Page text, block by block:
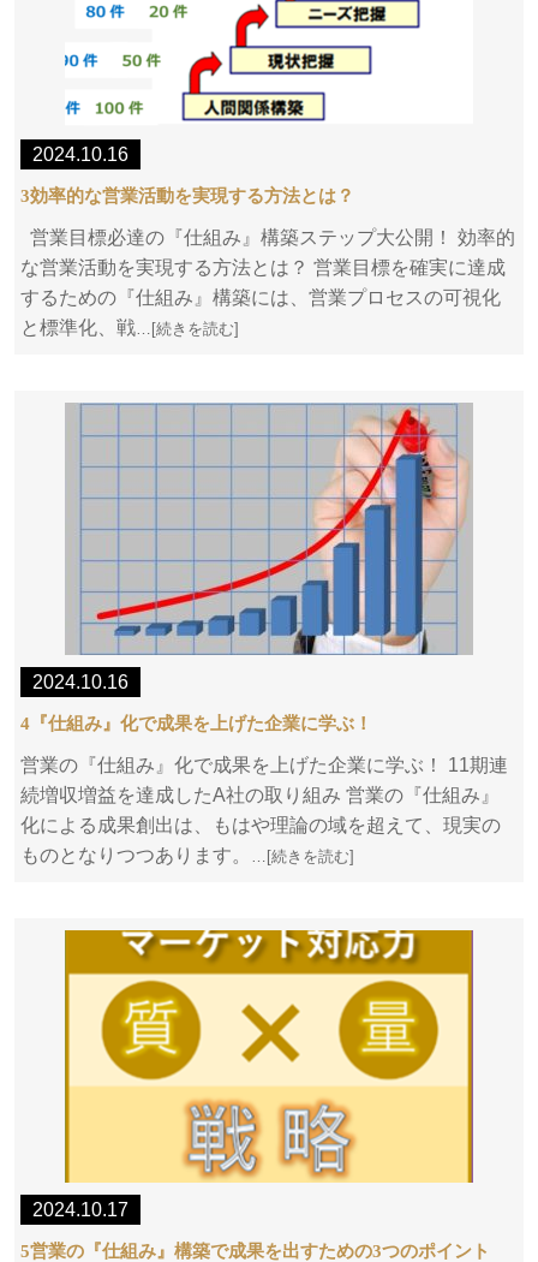
2024.10.16
3効率的な営業活動を実現する方法とは？
営業目標必達の『仕組み』構築ステップ大公開！ 効率的
な営業活動を実現する方法とは？ 営業目標を確実に達成
するための『仕組み』構築には、営業プロセスの可視化
と標準化、戦…[続きを読む]
2024.10.16
4『仕組み』化で成果を上げた企業に学ぶ！
営業の『仕組み』化で成果を上げた企業に学ぶ！ 11期連
続増収増益を達成したA社の取り組み 営業の『仕組み』
化による成果創出は、もはや理論の域を超えて、現実の
ものとなりつつあります。
…[続きを読む]
2024.10.17
5営業の『仕組み』構築で成果を出すための3つのポイント